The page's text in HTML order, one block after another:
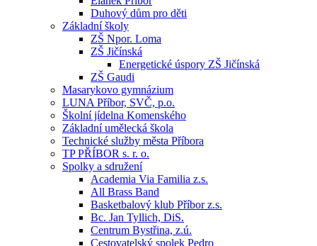
Duhový dům pro děti
Základní školy
ZŠ Npor. Loma
ZŠ Jičínská
Energetické úspory ZŠ Jičínská
ZŠ Gaudi
Masarykovo gymnázium
LUNA Příbor, SVČ, p.o.
Školní jídelna Komenského
Základní umělecká škola
Technické služby města Příbora
TP PŘÍBOR s. r. o.
Spolky a sdružení
Academia Via Familia z.s.
All Brass Band
Basketbalový klub Příbor z.s.
Bc. Jan Tyllich, DiS.
Centrum Bystřina, z.ú.
Cestovatelský spolek Pedro